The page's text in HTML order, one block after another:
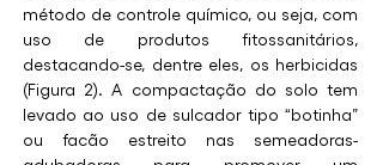
método de controle químico, ou seja, com
uso de produtos fitossanitários,
destacando-se, dentre eles, os herbicidas
(Figura 2). A compactação do solo tem
levado ao uso de sulcador tipo “botinha”
ou facão estreito nas semeadoras-